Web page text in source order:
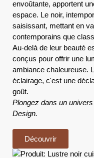
envoûtante, apportent
espace. Le noir,
saisissant, mettant en
contemporains que
Au-delà de leur beauté
conçus pour offrir une
ambiance chaleureuse.
éclairage, c'est une
goût.
Plongez dans un
Design.
Découvrir